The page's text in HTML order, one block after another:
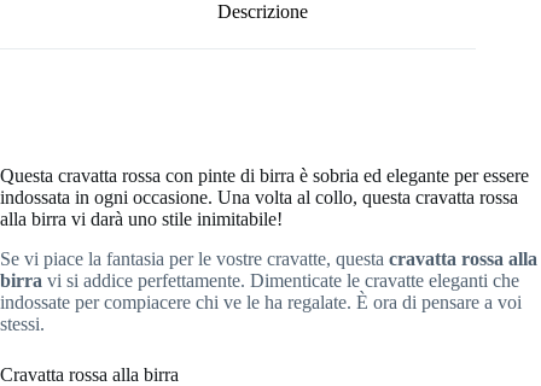
Descrizione
Questa cravatta rossa con pinte di birra è sobria ed elegante per essere
indossata in ogni occasione. Una volta al collo, questa cravatta rossa
alla birra vi darà uno stile inimitabile!
Se vi piace la fantasia per le vostre cravatte, questa cravatta rossa alla
birra vi si addice perfettamente. Dimenticate le cravatte eleganti che
indossate per compiacere chi ve le ha regalate. È ora di pensare a voi
stessi.
Cravatta rossa alla birra